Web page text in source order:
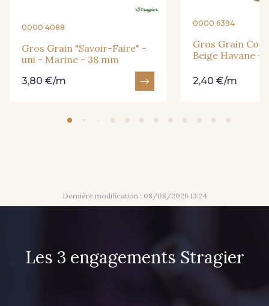
13 - Jaune Poussin
46 - Rouge Sangria 14 - Beige Tilleul
30 - Bleu Pervenche
0000 4088
Gros Grain "Savoir-Faire" -
uni - Marine - 38 mm
3,80 €/m
0000 6394
Gros Grain
Beige Havane -
2,40 €/m
Dernière modification : 08/08/2026 13:24
Les 3 engagements Stragier